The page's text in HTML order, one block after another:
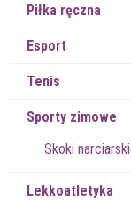
Piłka ręczna
Esport
Tenis
Sporty zimowe
Skoki
Lekkoatletyka